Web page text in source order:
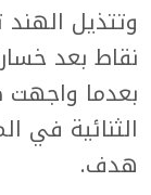
وتتذيل
نقاط بعد
بعدما واجهت
الثنائية
هدف.